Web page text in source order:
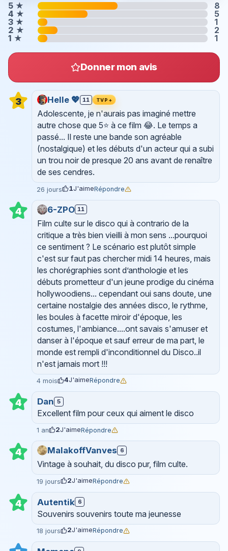
5 ★
8
4 ★
5
3 ★
1
2 ★
2
1 ★ 1
Donner mon avis
3 Helle 💖 11 TVP+
Adolescente, je n'aurais pas imaginé mettre
autre chose que 5⭐ à ce film 😂. Le temps a
passé... Il reste une bande son agréable
(nostalgique) et les débuts d'un acteur qui a subi
un trou noir de presque 20 ans avant de renaître
de ses cendres.
26 jours 1J'aimeRépondre
4 6-ZPO 11
Film culte sur le disco qui à contrario de la
critique a très bien vieilli à mon sens ...pourquoi
ce sentiment ? Le scénario est plutôt simple
c'est sur faut pas chercher midi 14 heures, mais
les chorégraphies sont d’anthologie et les
débuts prometteur d'un jeune prodige du cinéma
hollywoodiens... cependant oui sans doute, une
certaine nostalgie des années disco, le rythme,
les boules à facette miroir d'époque, les
costumes, l'ambiance....ont savais s'amuser et
danser à l'époque et sauf erreur de ma part, le
monde est rempli d'inconditionnel du Disco..il
n'est jamais mort !!!
4 mois 4J'aimeRépondre
4 Dan 5
Excellent film pour ceux qui aiment le disco
1 an 2J'aimeRépondre
4 MalakoffVanves 6
Vintage à souhait, du disco pur, film culte.
19 jours 2J'aimeRépondre
4 Autentik 6
Souvenirs souvenirs toute ma jeunesse
18 jours 2J'aimeRépondre